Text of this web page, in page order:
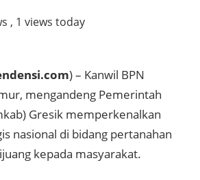
, 1 views today
) – Kanwil BPN
mengandeng Pemerintah
Gresik memperkenalkan
nasional di bidang pertanahan
kepada masyarakat.